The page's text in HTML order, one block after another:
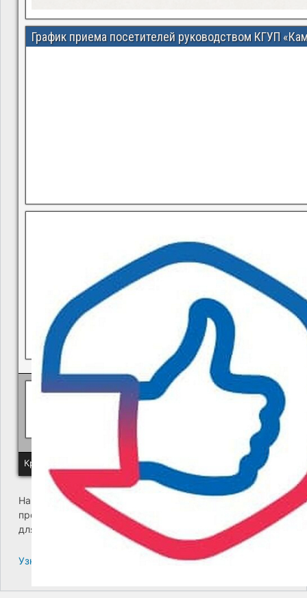
График приема посетителей руководством КГУП
В квитанциях ошибки, в подъезде мусор, сотрудники
Политика КГУП "Камчатский водоканал" в отношении
Краевое государственное унитарное предприятие
На сайте возникла критическая ошибка. Пожалуйста,
проверьте входящие сообщения почты администратора
для дальнейших инструкций.
Узнайте больше про решение проблем с WordPress.